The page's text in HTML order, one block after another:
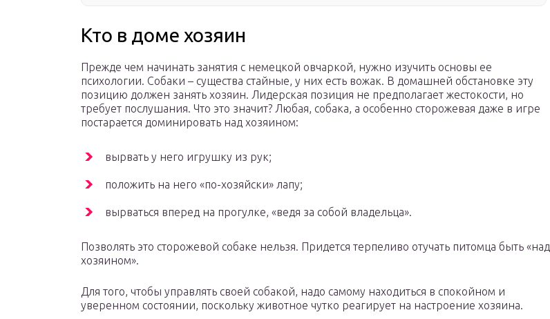
Кто в доме хозяин
Прежде чем начинать занятия с немецкой овчаркой, нужно изучить основы ее
психологии. Собаки – существа стайные, у них есть вожак. В домашней обстановке эту
позицию должен занять хозяин. Лидерская позиция не предполагает жестокости, но
требует послушания. Что это значит? Любая, собака, а особенно сторожевая даже в игре
постарается доминировать над хозяином:
вырвать у него игрушку из рук;
положить на него «по-хозяйски» лапу;
вырваться вперед на прогулке, «ведя за собой владельца».
Позволять это сторожевой собаке нельзя. Придется терпеливо отучать питомца быть «над
хозяином».
Для того, чтобы управлять своей собакой, надо самому находиться в спокойном и
уверенном состоянии, поскольку животное чутко реагирует на настроение хозяина.